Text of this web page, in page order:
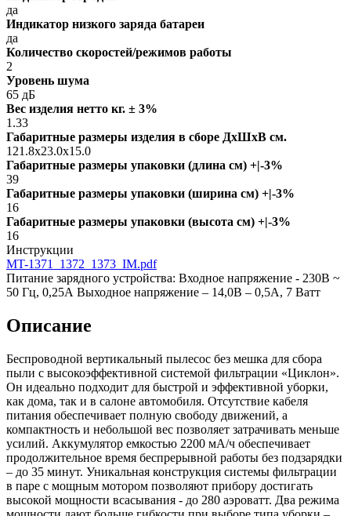
да
Индикатор низкого заряда батареи
да
Количество скоростей/режимов работы
2
Уровень шума
65 дБ
Вес изделия нетто кг. ± 3%
1.33
Габаритные размеры изделия в сборе ДxШxВ см.
121.8x23.0x15.0
Габаритные размеры упаковки (длина см) +|-3%
39
Габаритные размеры упаковки (ширина см) +|-3%
16
Габаритные размеры упаковки (высота см) +|-3%
16
Инструкции
MT-1371_1372_1373_IM.pdf
Питание зарядного устройства: Входное напряжение - 230В ~
50 Гц, 0,25А Выходное напряжение – 14,0В – 0,5А, 7 Ватт
Описание
Беспроводной вертикальный пылесос без мешка для сбора
пыли с высокоэффективной системой фильтрации «Циклон».
Он идеально подходит для быстрой и эффективной уборки,
как дома, так и в салоне автомобиля. Отсутствие кабеля
питания обеспечивает полную свободу движений, а
компактность и небольшой вес позволяет затрачивать меньше
усилий. Аккумулятор емкостью 2200 мА/ч обеспечивает
продолжительное время беспрерывной работы без подзарядки
– до 35 минут. Уникальная конструкция системы фильтрации
в паре с мощным мотором позволяют прибору достигать
высокой мощности всасывания - до 280 аэроватт. Два режима